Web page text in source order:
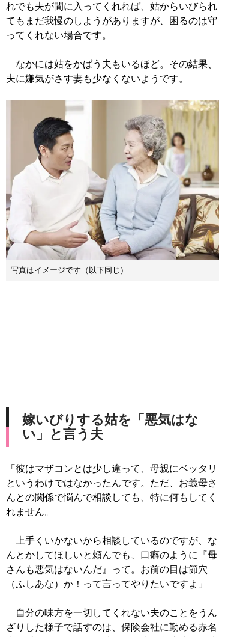
れでも夫が間に入ってくれれば、姑からいびられ
てもまだ我慢のしようがありますが、困るのは守
ってくれない場合です。
なかには姑をかばう夫もいるほど。その結果、
夫に嫌気がさす妻も少なくないようです。
写真はイメージです（以下同じ）
嫁いびりする姑を「悪気はな
い」と言う夫
「彼はマザコンとは少し違って、母親にベッタリ
というわけではなかったんです。ただ、お義母さ
んとの関係で悩んで相談しても、特に何もしてく
れません。
上手くいかないから相談しているのですが、な
んとかしてほしいと頼んでも、口癖のように『母
さんも悪気はないんだ』って。お前の目は節穴
（ふしあな）か！って言ってやりたいですよ」
自分の味方を一切してくれない夫のことをうん
ざりした様子で話すのは、保険会社に勤める赤名